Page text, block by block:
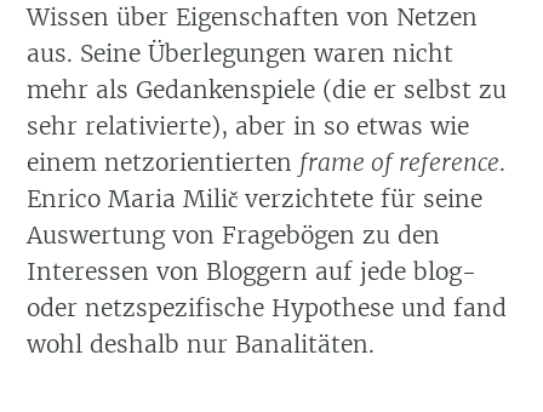
Wissen über Eigenschaften von Netzen
aus. Seine Überlegungen waren nicht
mehr als Gedankenspiele (die er selbst zu
sehr relativierte), aber in so etwas wie
einem netzorientierten frame of reference.
Enrico Maria Milič verzichtete für seine
Auswertung von Fragebögen zu den
Interessen von Bloggern auf jede blog-
oder netzspezifische Hypothese und fand
wohl deshalb nur Banalitäten.